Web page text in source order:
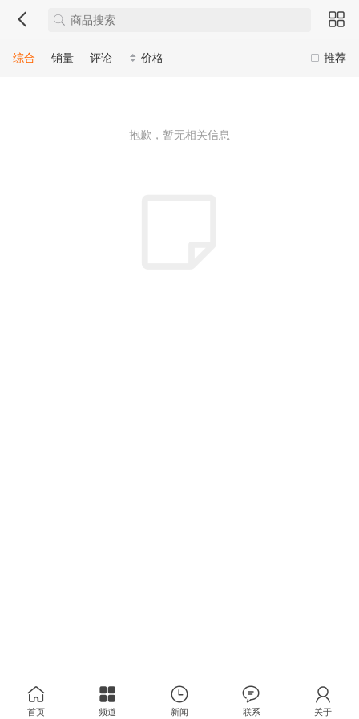
推荐
综合 销量 评论 价格
抱歉，暂无相关信息
首页 频道 新闻 联系 关于